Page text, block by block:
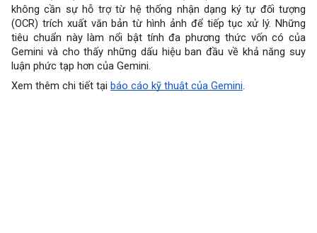
không cần sự hỗ trợ từ hệ thống nhận dạng ký tự đối tượng
(OCR) trích xuất văn bản từ hình ảnh để tiếp tục xử lý. Những
tiêu chuẩn này làm nổi bật tính đa phương thức vốn có của
Gemini và cho thấy những dấu hiệu ban đầu về khả năng suy
luận phức tạp hơn của Gemini.
Xem thêm chi tiết tại báo cáo kỹ thuật của Gemini.